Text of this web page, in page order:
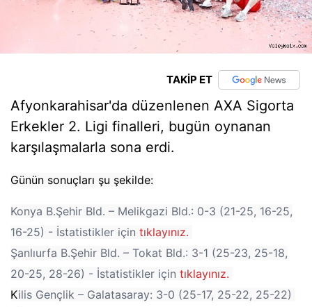
TAKİP ET
Afyonkarahisar'da düzenlenen AXA Sigorta
Erkekler 2. Ligi finalleri, bugün oynanan
karşılaşmalarla sona erdi.
Günün sonuçları şu şekilde:
Konya B.Şehir Bld. – Melikgazi Bld.: 0-3 (21-25, 16-25,
16-25) - İstatistikler için tıklayınız.
Şanlıurfa B.Şehir Bld. – Tokat Bld.: 3-1 (25-23, 25-18,
20-25, 28-26) - İstatistikler için tıklayınız.
Kilis Gençlik – Galatasaray: 3-0 (25-17, 25-22, 25-22)